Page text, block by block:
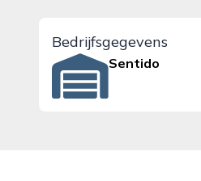
Bedrijfsgegevens
Sentido